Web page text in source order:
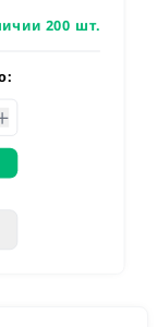
200 шт.